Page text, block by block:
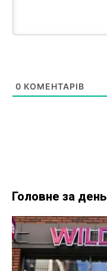
0 КОМЕНТАРІВ
Головне за день